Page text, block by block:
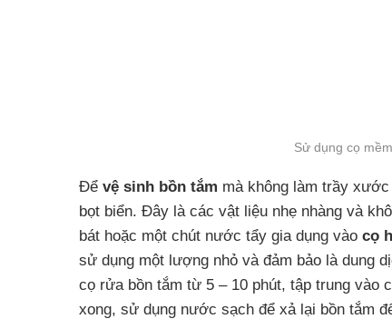
Sử dụng cọ
Để vệ sinh bồn tắm mà không làm trầy
bọt biển. Đây là các vật liệu nhẹ nhàng và
bát hoặc một chút nước tẩy gia dụng vào cọ
sử dụng một lượng nhỏ và đảm bảo là dung
cọ rửa bồn tắm từ 5 – 10 phút, tập trung vào
xong, sử dụng nước sạch để xả lại bồn tắm